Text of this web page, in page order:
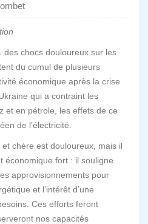
des chocs douloureux sur les
du cumul de plusieurs
économique après la crise
qui a contraint les
et en pétrole, les effets de ce
de l’électricité.
chère est douloureux, mais il
économique fort : il souligne
approvisionnements pour
et l’intérêt d’une
Ces efforts feront
nos capacités